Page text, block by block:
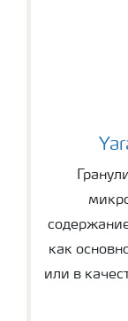
YaraMila
как
или в